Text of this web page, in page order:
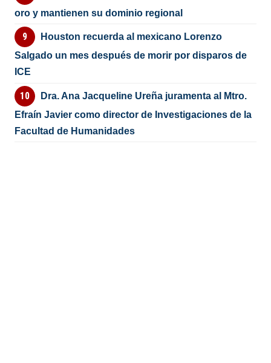
oro y mantienen su dominio regional
Houston recuerda al mexicano Lorenzo
Salgado un mes después de morir por disparos de
ICE
Dra. Ana Jacqueline Ureña juramenta al Mtro.
Efraín Javier como director de Investigaciones de la
Facultad de Humanidades